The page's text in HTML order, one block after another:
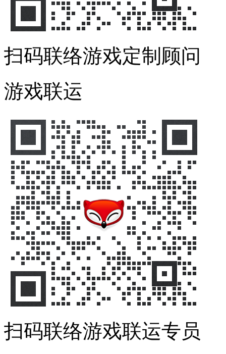
扫码联络游戏定制顾问
游戏联运
扫码联络游戏联运专员